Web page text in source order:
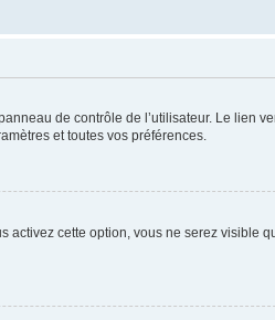
de contrôle de l’utilisateur. Le lien
et toutes vos préférences.
activez cette option, vous ne serez visible